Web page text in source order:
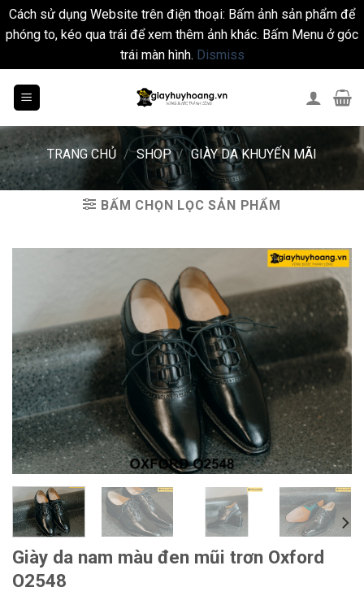
Cách sử dụng Website trên điện thoại: Bấm ảnh sản phẩm để
phóng to, kéo qua trái để xem thêm ảnh khác. Bấm Menu ở góc
trái màn hình. Dismiss
TRANG CHỦ / SHOP / GIÀY DA KHUYẾN MÃI
BẤM CHỌN LỌC SẢN PHẨM
Giày da nam màu đen mũi trơn Oxford
O2548